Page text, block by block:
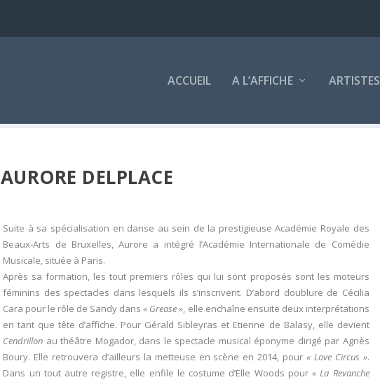
ACCUEIL A L’AFFICHE ARTISTES
AURORE DELPLACE
Suite à sa spécialisation en danse au sein de la prestigieuse Académie Royale des
Beaux-Arts de Bruxelles, Aurore a intégré l’Académie Internationale de Comédie
Musicale, située à Paris.
Après sa formation, les tout premiers rôles qui lui sont proposés sont les moteurs
féminins des spectacles dans lesquels ils s’inscrivent. D’abord doublure de Cécilia
Cara pour le rôle de Sandy dans« Grease », elle enchaîne ensuite deux interprétations
en tant que tête d’affiche. Pour Gérald Sibleyras et Etienne de Balasy, elle devient
Cendrillon au théâtre Mogador, dans le spectacle musical éponyme dirigé par Agnès
Boury. Elle retrouvera d’ailleurs la metteuse en scène en 2014, pour « Love Circus ».
Dans un tout autre registre, elle enfile le costume d’Elle Woods pour« La Revanche